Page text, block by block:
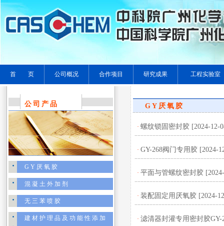
首 页 公司概况 合作项目 研究成果 工程实验室
公司产品
GY厌氧胶
混凝土外加剂
无三苯喷胶
建材护理品及功能性添加
GY厌氧胶
·螺纹锁固密封胶 [2024-12-
·GY-268阀门专用胶 [2024-
·平面与管螺纹密封胶
·装配固定用厌氧胶 [2024-
·滤清器封灌专用密封胶GY-